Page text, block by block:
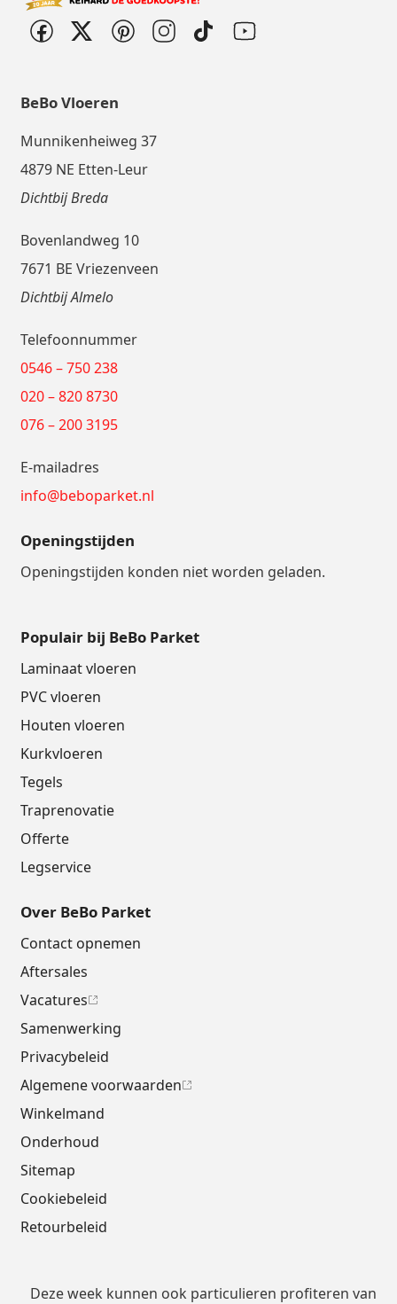
BeBo Vloeren
Munnikenheiweg 37
4879 NE Etten-Leur
Dichtbij Breda
Bovenlandweg 10
7671 BE Vriezenveen
Dichtbij Almelo
Telefoonnummer
0546 – 750 238
020 – 820 8730
076 – 200 3195
E-mailadres
info@beboparket.nl
Openingstijden
Openingstijden konden niet worden geladen.
Populair bij BeBo Parket
Laminaat vloeren
PVC vloeren
Houten vloeren
Kurkvloeren
Tegels
Traprenovatie
Offerte
Legservice
Over BeBo Parket
Contact opnemen
Aftersales
Vacatures
Samenwerking
Privacybeleid
Algemene voorwaarden
Winkelmand
Onderhoud
Sitemap
Cookiebeleid
Retourbeleid
Deze week kunnen ook particulieren profiteren van